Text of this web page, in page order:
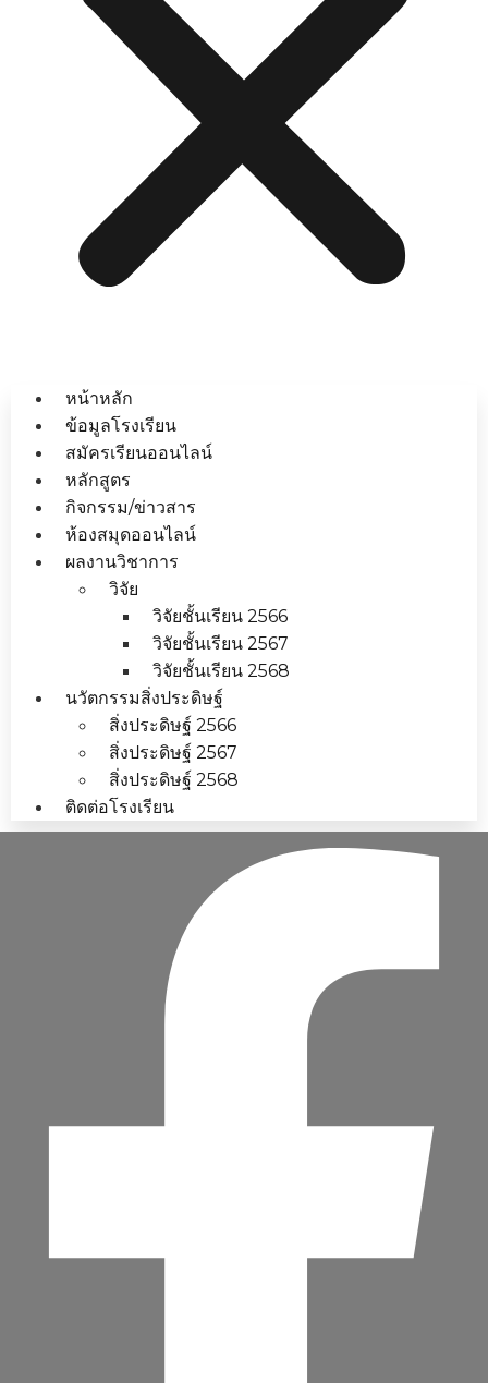
หน้าหลัก
ข้อมูลโรงเรียน
สมัครเรียนออนไลน์
หลักสูตร
กิจกรรม/ข่าวสาร
ห้องสมุดออนไลน์
ผลงานวิชาการ
วิจัย
วิจัยชั้นเรียน 2566
วิจัยชั้นเรียน 2567
วิจัยชั้นเรียน 2568
นวัตกรรมสิ่งประดิษฐ์
สิ่งประดิษฐ์ 2566
สิ่งประดิษฐ์ 2567
สิ่งประดิษฐ์ 2568
ติดต่อโรงเรียน